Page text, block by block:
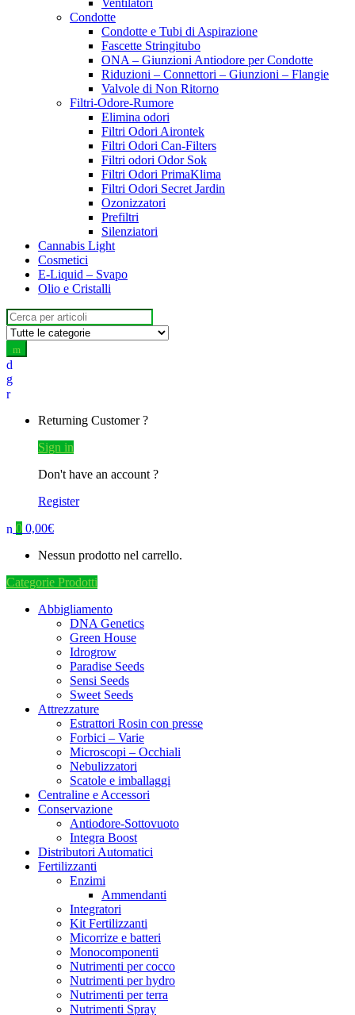
Condotte
Condotte e Tubi di Aspirazione
Fascette Stringitubo
ONA – Giunzioni Antiodore per Condotte
Riduzioni – Connettori – Giunzioni – Flangie
Valvole di Non Ritorno
Filtri-Odore-Rumore
Elimina odori
Filtri Odori Airontek
Filtri Odori Can-Filters
Filtri odori Odor Sok
Filtri Odori PrimaKlima
Filtri Odori Secret Jardin
Ozonizzatori
Prefiltri
Silenziatori
Cannabis Light
Cosmetici
E-Liquid – Svapo
Olio e Cristalli
Search
for:
Returning Customer ?
Sign in
Don't have an account ?
Register
0 0,00€
Nessun prodotto nel carrello.
Categorie Prodotti
Abbigliamento
DNA Genetics
Green House
Idrogrow
Paradise Seeds
Sensi Seeds
Sweet Seeds
Attrezzature
Estrattori Rosin con presse
Forbici – Varie
Microscopi – Occhiali
Nebulizzatori
Scatole e imballaggi
Centraline e Accessori
Conservazione
Antiodore-Sottovuoto
Integra Boost
Distributori Automatici
Fertilizzanti
Enzimi
Ammendanti
Integratori
Kit Fertilizzanti
Micorrize e batteri
Monocomponenti
Nutrimenti per cocco
Nutrimenti per hydro
Nutrimenti per terra
Nutrimenti Spray